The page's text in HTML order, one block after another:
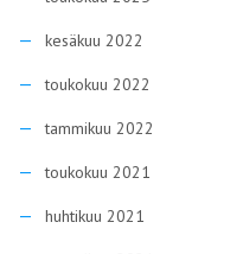
marraskuu 2020
syyskuu 2020
toukokuu 2020
helmikuu 2020
lokakuu 2019